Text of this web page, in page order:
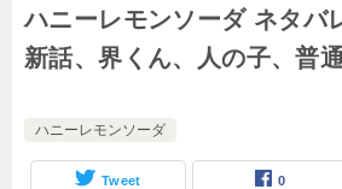
ハニーレモンソーダ ネタバ
新話、界くん、人の子、普
ハニーレモンソーダ
Tweet 0